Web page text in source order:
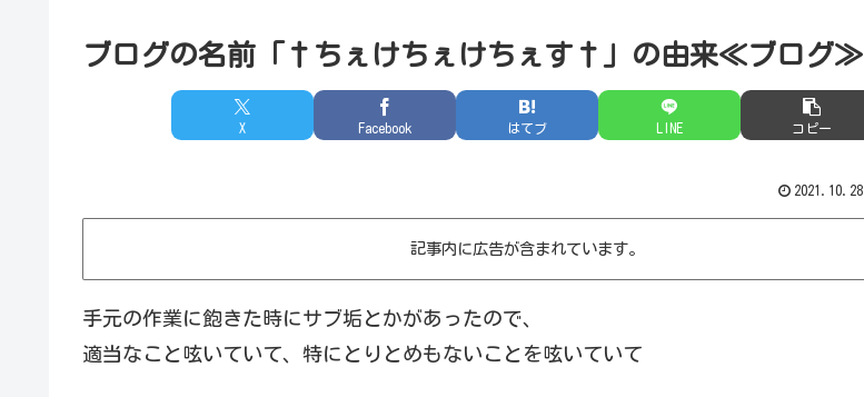
ブログの名前「†ちぇけちぇけちぇす†」の由来≪ブログ≫
X Facebook はてブ LINE コピー
2021.10.28
記事内に広告が含まれています。
手元の作業に飽きた時にサブ垢とかがあったので、
適当なこと呟いていて、特にとりとめもないことを呟いていて